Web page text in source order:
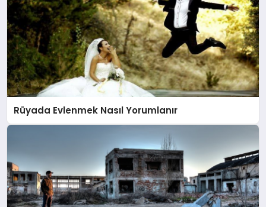
Rüyada Evlenmek Nasıl Yorumlanır